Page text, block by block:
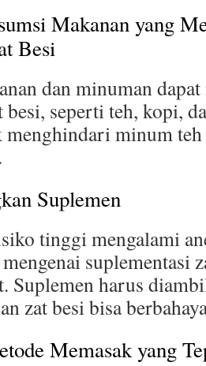
Makanan yang
Besi
dan minuman
besi, seperti teh, kopi,
minum
Suplemen
tinggi mengalami
suplementasi
Suplemen harus
zat besi bisa
Memasak yang